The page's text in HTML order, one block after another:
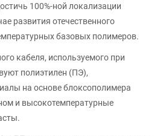
100%-ной локализации
развития отечественного
базовых полимеров.
кабеля, используемого при
полиэтилен (ПЭ),
на основе блоксополимера
и высокотемпературные